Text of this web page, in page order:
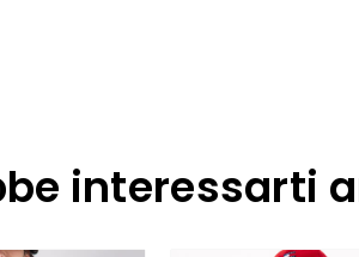
interessarti